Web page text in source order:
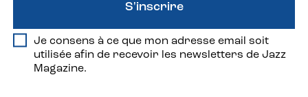
Je consens à ce que mon adresse email soit
utilisée afin de recevoir les newsletters de Jazz
Magazine.
S'inscrire